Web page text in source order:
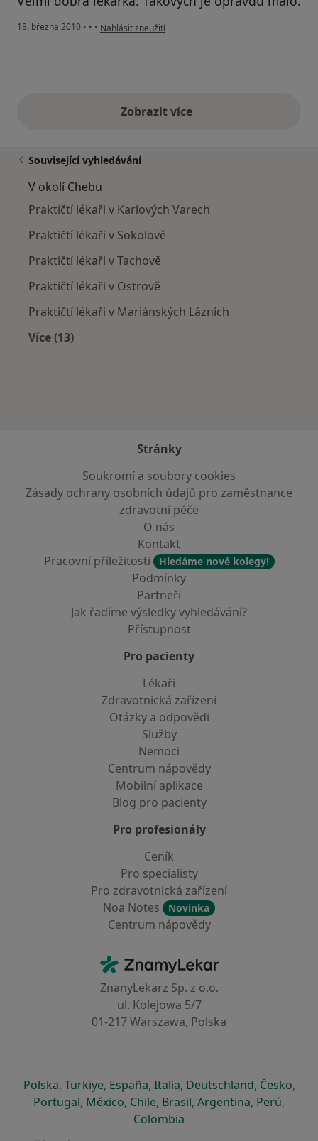
18. března 2010 • • • podle názoru uživatele Pacient
Nahlásit zneužití
Zobrazit vícevýše uvedené názory
Související vyhledávání
V okolí Chebu
Praktičtí lékaři v Karlových Varech
Praktičtí lékaři v Sokolově
Praktičtí lékaři v Tachově
Praktičtí lékaři v Ostrově
Praktičtí lékaři v Mariánských Lázních
Více (13)
Stránky
Soukromí a soubory cookies
Zásady ochrany osobních údajů pro zaměstnance
zdravotní péče
O nás
Kontakt
Pracovní příležitosti
Hledáme nové kolegy!
Podmínky
Partneři
Jak řadíme výsledky vyhledávání?
Přístupnost
Pro pacienty
Lékaři
Zdravotnická zařízení
Otázky a odpovědi
Služby
Nemoci
Centrum nápovědy
Mobilní aplikace
Blog pro pacienty
Pro profesionály
Ceník
Pro specialisty
Pro zdravotnická zařízení
Noa Notes
Novinka
Centrum nápovědy
ZnamyLekar - Hlavní stránka
ZnanyLekarz Sp. z o.o.
ul. Kolejowa 5/7
01-217 Warszawa, Polska
Polskase otevře v nové záložce
, Türkiyese otevře v nové záložce
, Españase otevře v nové záložce
, Italiase otevře v nové záložce
, Deutschlandse otevře v
, Českose
,
Portugalse otevře v nové záložce
, Méxicose otevře v nové záložce
, Chilese otevře v nové záložce
, Brasilse otevře v nové
, Argentinase otevře v
, Perúse
,
Colombia